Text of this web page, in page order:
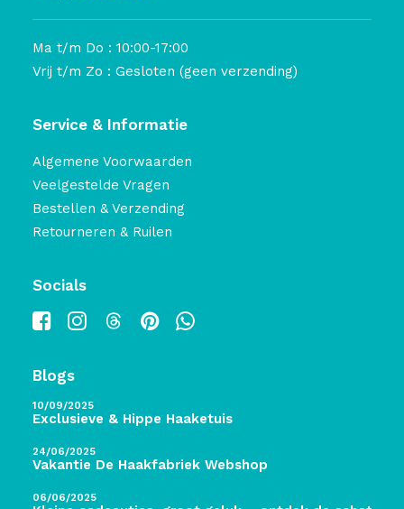
Ma t/m Do : 10:00-17:00
Vrij t/m Zo : Gesloten (geen verzending)
Service & Informatie
Algemene Voorwaarden
Veelgestelde Vragen
Bestellen & Verzending
Retourneren & Ruilen
Socials
Blogs
10/09/2025
Exclusieve & Hippe Haaketuis
24/06/2025
Vakantie De Haakfabriek Webshop
06/06/2025